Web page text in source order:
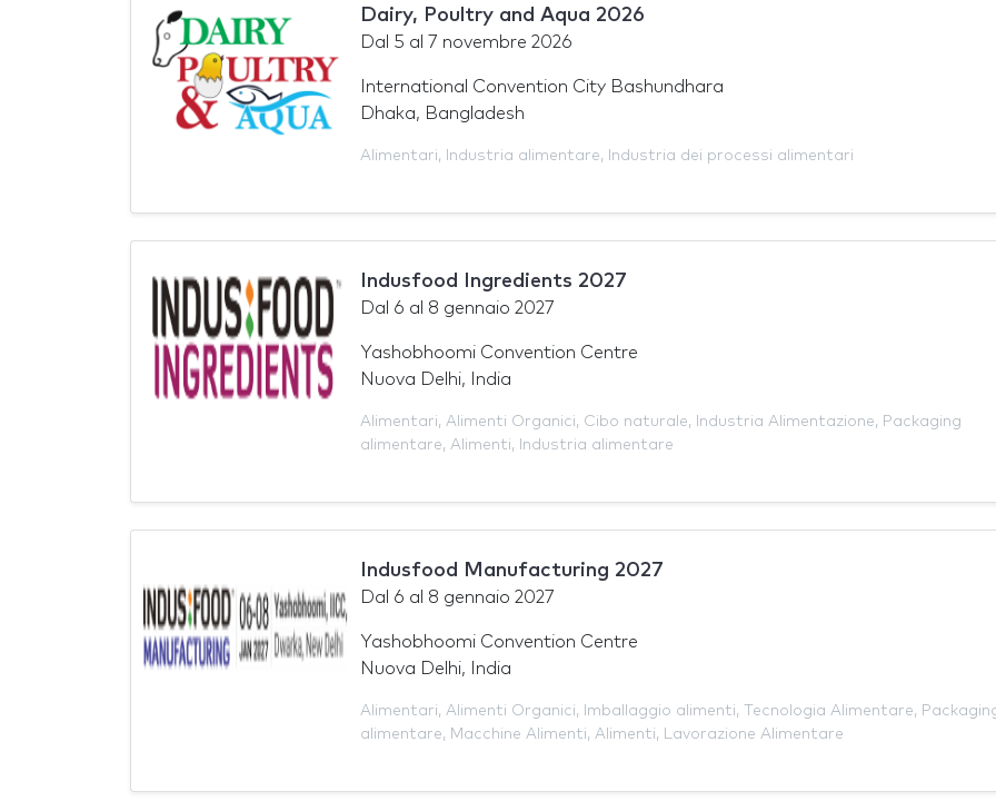
Dairy, Poultry and Aqua 2026
Dal 5 al 7 novembre 2026
International Convention City Bashundhara
Dhaka, Bangladesh
Alimentari, Industria alimentare, Industria dei processi alimentari
Indusfood Ingredients 2027
Dal 6 al 8 gennaio 2027
Yashobhoomi Convention Centre
Nuova Delhi, India
Alimentari, Alimenti Organici, Cibo naturale, Industria Alimentazione, Packaging
alimentare, Alimenti, Industria alimentare
Indusfood Manufacturing 2027
Dal 6 al 8 gennaio 2027
Yashobhoomi Convention Centre
Nuova Delhi, India
Alimentari, Alimenti Organici, Imballaggio alimenti, Tecnologia Alimentare,
alimentare, Macchine Alimenti, Alimenti, Lavorazione Alimentare